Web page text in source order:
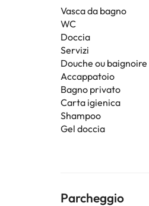
Vasca da bagno
WC
Doccia
Servizi
Douche ou baignoire
Accappatoio
Bagno privato
Carta igienica
Shampoo
Gel doccia
Parcheggio